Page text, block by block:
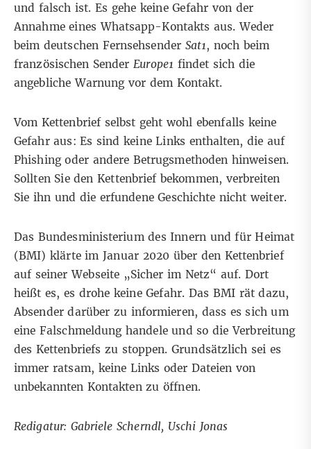
und falsch ist. Es gehe keine Gefahr von der
Annahme eines Whatsapp-Kontakts aus. Weder
beim deutschen Fernsehsender Sat1, noch beim
französischen SenderEurope1 findet sich die
angebliche Warnung vor dem Kontakt.
Vom Kettenbrief selbst geht wohl ebenfalls keine
Gefahr aus: Es sind keine Links enthalten, die auf
Phishing oder andere Betrugsmethoden hinweisen.
Sollten Sie den Kettenbrief bekommen, verbreiten
Sie ihn und die erfundene Geschichte nicht weiter.
Das Bundesministerium des Innern und für Heimat
(BMI) klärte im Januar 2020 über den Kettenbrief
auf seiner Webseite „Sicher im Netz“ auf. Dort
heißt es, es drohe keine Gefahr. Das BMI rät dazu,
Absender darüber zu informieren, dass es sich um
eine Falschmeldung handele und so die Verbreitung
des Kettenbriefs zu stoppen. Grundsätzlich sei es
immer ratsam, keine Links oder Dateien von
unbekannten Kontakten zu öffnen.
Redigatur: Gabriele Scherndl, Uschi Jonas